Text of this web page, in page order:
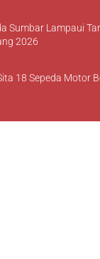
Sumbar Lampaui
2026
18 Sepeda Motor